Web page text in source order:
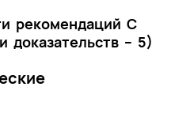
рекомендаций С
доказательств – 5)